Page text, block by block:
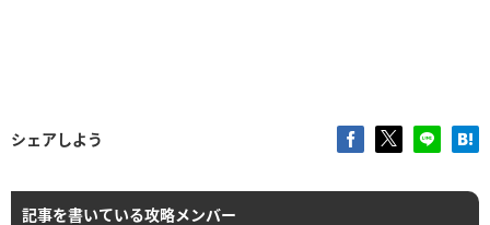
シェアしよう
記事を書いている攻略メンバー